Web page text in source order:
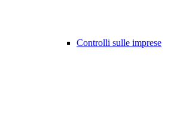
Controlli sulle imprese